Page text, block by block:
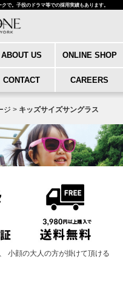
で。子役のドラマ等での採用実績もあります。
ABOUT US ONLINE SHOP
CONTACT CAREERS
ジ > キッズサイズサングラス
小顔の大人の方が掛けて頂ける